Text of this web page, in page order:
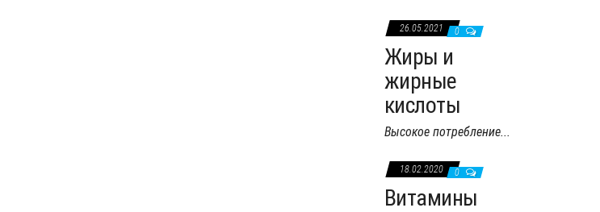
26.05.2021 0
Жиры и
жирные
кислоты
Высокое потребление...
18.02.2020 0
Витамины